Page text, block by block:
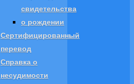
свидетельства
о рождении
Сертифицированный
перевод
Справка о
несудимости